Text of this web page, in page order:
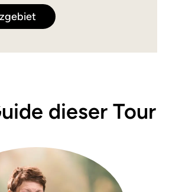
dieser Tour